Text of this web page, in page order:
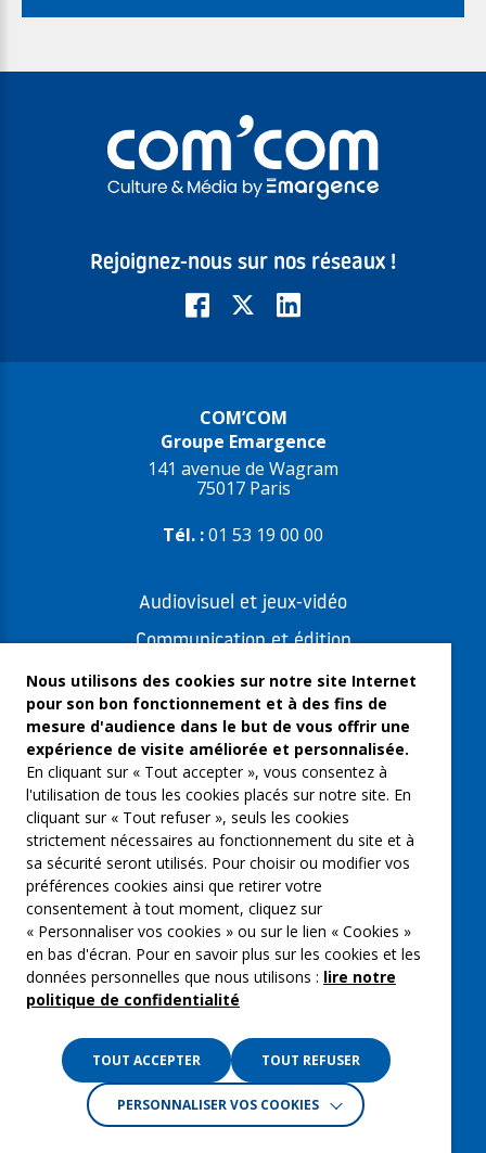
Rejoignez-nous sur nos réseaux !
COM’COM
Groupe Emargence
141 avenue de Wagram
75017 Paris
Tél. :01 53 19 00 00
Audiovisuel et jeux-vidéo
Communication et édition
Freelances et artistes-auteurs
Musique et spectacles
Qui sommes-nous ?
Groupe Emargence
C’moi le chef
Actualités
Contactez nous
Mentions légales
Gestion des cookies
Crédits :La Jungle
Nous utilisons des cookies sur notre site Internet
pour son bon fonctionnement et à des fins de
mesure d'audience dans le but de vous offrir une
expérience de visite améliorée et personnalisée.
En cliquant sur « Tout accepter », vous consentez à
l'utilisation de tous les cookies placés sur notre site. En
cliquant sur « Tout refuser », seuls les cookies
strictement nécessaires au fonctionnement du site et à
sa sécurité seront utilisés. Pour choisir ou modifier vos
préférences cookies ainsi que retirer votre
consentement à tout moment, cliquez sur
« Personnaliser vos cookies » ou sur le lien « Cookies »
en bas d'écran. Pour en savoir plus sur les cookies et les
données personnelles que nous utilisons : lire notre
politique de confidentialité
TOUT ACCEPTER TOUT REFUSER
PERSONNALISER VOS COOKIES